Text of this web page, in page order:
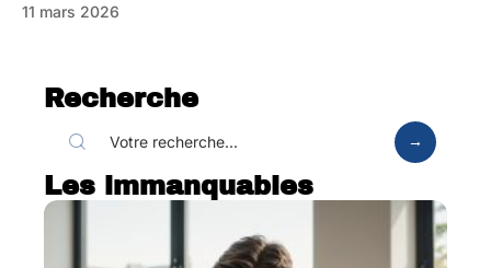
11 mars 2026
Recherche
Les immanquables